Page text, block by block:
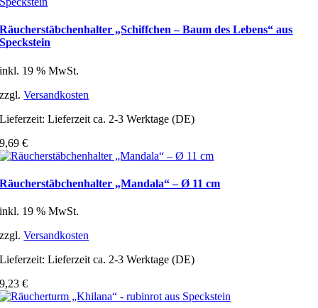
Räucherstäbchenhalter „Schiffchen – Baum des Lebens“ aus
Speckstein
inkl. 19 % MwSt.
zzgl.Versandkosten
Lieferzeit:Lieferzeit ca. 2-3 Werktage (DE)
9,69€
Räucherstäbchenhalter „Mandala“ – Ø 11 cm
inkl. 19 % MwSt.
zzgl.Versandkosten
Lieferzeit:Lieferzeit ca. 2-3 Werktage (DE)
9,23€